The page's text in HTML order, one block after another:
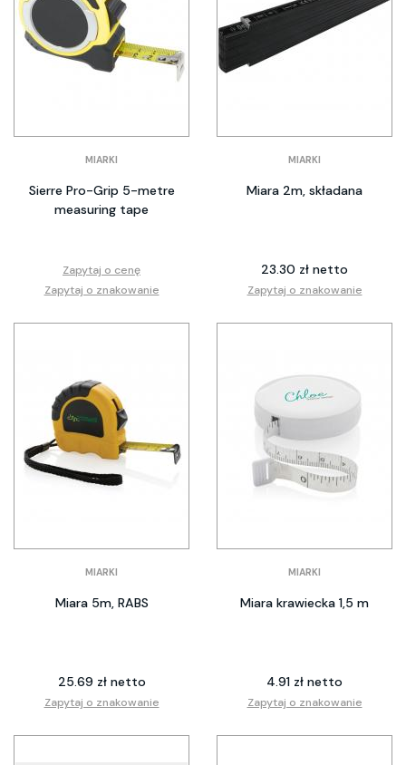
MIARKI
Sierre Pro-Grip 5-metre
measuring tape
Zapytaj o cenę
Zapytaj o znakowanie
MIARKI
Miara 2m, składana
23.30 zł netto
Zapytaj o znakowanie
MIARKI
Miara 5m, RABS
25.69 zł netto
Zapytaj o znakowanie
MIARKI
Miara krawiecka 1,5 m
4.91 zł netto
Zapytaj o znakowanie